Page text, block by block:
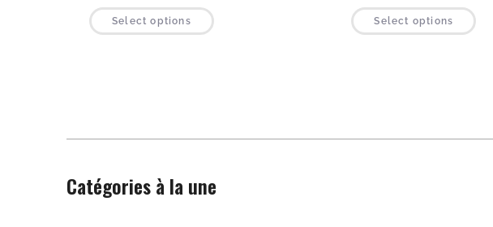
Select options Select options
Catégories à la une
Beautywear pour elle